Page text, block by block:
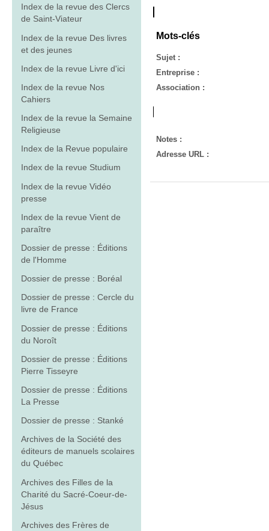
Index de la revue des Clercs
de Saint-Viateur
Index de la revue Des livres
et des jeunes
Index de la revue Livre d'ici
Index de la revue Nos
Cahiers
Index de la revue la Semaine
Religieuse
Index de la Revue populaire
Index de la revue Studium
Index de la revue Vidéo
presse
Index de la revue Vient de
paraître
Dossier de presse : Éditions
de l'Homme
Dossier de presse : Boréal
Dossier de presse : Cercle du
livre de France
Dossier de presse : Éditions
du Noroît
Dossier de presse : Éditions
Pierre Tisseyre
Dossier de presse : Éditions
La Presse
Dossier de presse : Stanké
Archives de la Société des
éditeurs de manuels scolaires
du Québec
Archives des Filles de la
Charité du Sacré-Coeur-de-
Jésus
Archives des Frères de
Mots-clés
Sujet :
Entreprise :
Association :
Notes :
Adresse URL :